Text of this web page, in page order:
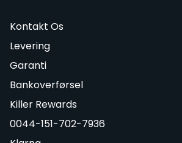
Kontakt Os
Levering
Garanti
Bankoverførsel
Killer Rewards
0044-151-702-7936